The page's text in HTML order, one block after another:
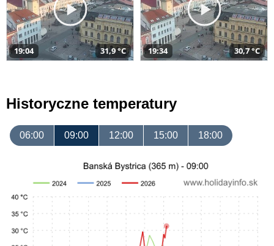
19:04 31,9 °C 19:34 30,7 °C
Historyczne temperatury
06:00 09:00 12:00 15:00 18:00